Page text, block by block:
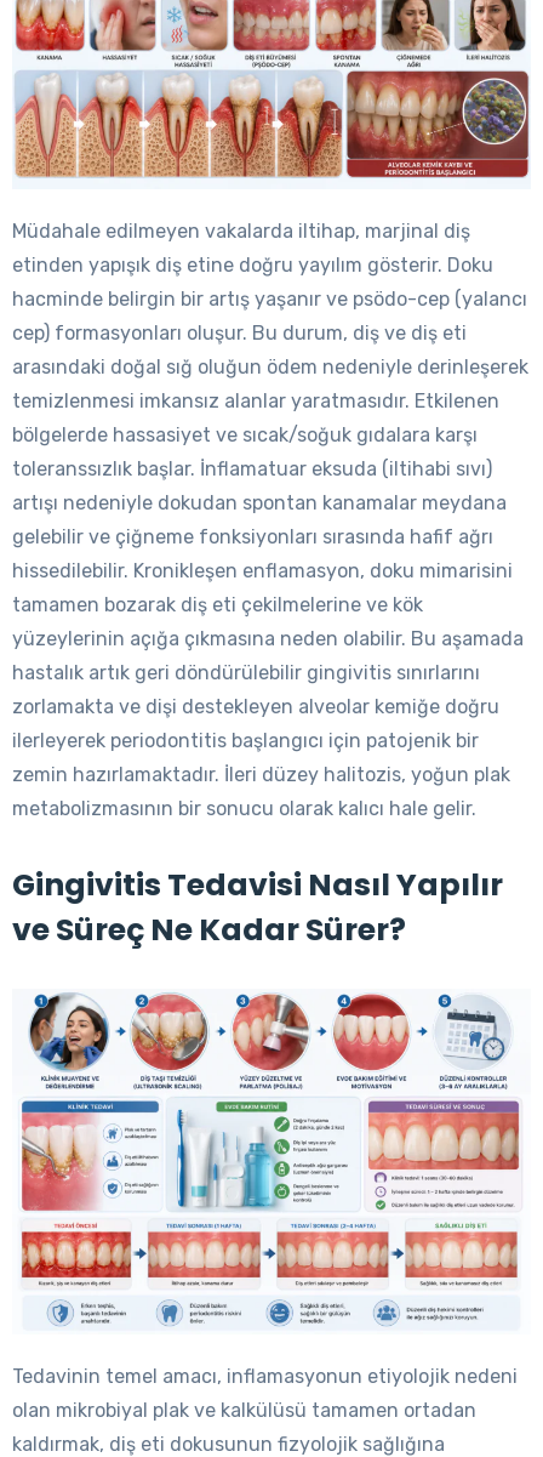
Müdahale edilmeyen vakalarda iltihap, marjinal diş
etinden yapışık diş etine doğru yayılım gösterir. Doku
hacminde belirgin bir artış yaşanır ve psödo-cep (yalancı
cep) formasyonları oluşur. Bu durum, diş ve diş eti
arasındaki doğal sığ oluğun ödem nedeniyle derinleşerek
temizlenmesi imkansız alanlar yaratmasıdır. Etkilenen
bölgelerde hassasiyet ve sıcak/soğuk gıdalara karşı
toleranssızlık başlar. İnflamatuar eksuda (iltihabi sıvı)
artışı nedeniyle dokudan spontan kanamalar meydana
gelebilir ve çiğneme fonksiyonları sırasında hafif ağrı
hissedilebilir. Kronikleşen enflamasyon, doku mimarisini
tamamen bozarak diş eti çekilmelerine ve kök
yüzeylerinin açığa çıkmasına neden olabilir. Bu aşamada
hastalık artık geri döndürülebilir gingivitis sınırlarını
zorlamakta ve dişi destekleyen alveolar kemiğe doğru
ilerleyerek periodontitis başlangıcı için patojenik bir
zemin hazırlamaktadır. İleri düzey halitozis, yoğun plak
metabolizmasının bir sonucu olarak kalıcı hale gelir.
Gingivitis Tedavisi Nasıl Yapılır
ve Süreç Ne Kadar Sürer?
Tedavinin temel amacı, inflamasyonun etiyolojik nedeni
olan mikrobiyal plak ve kalkülüsü tamamen ortadan
kaldırmak, diş eti dokusunun fizyolojik sağlığına